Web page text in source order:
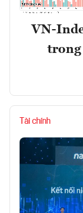
VN-
trong
Tài chính